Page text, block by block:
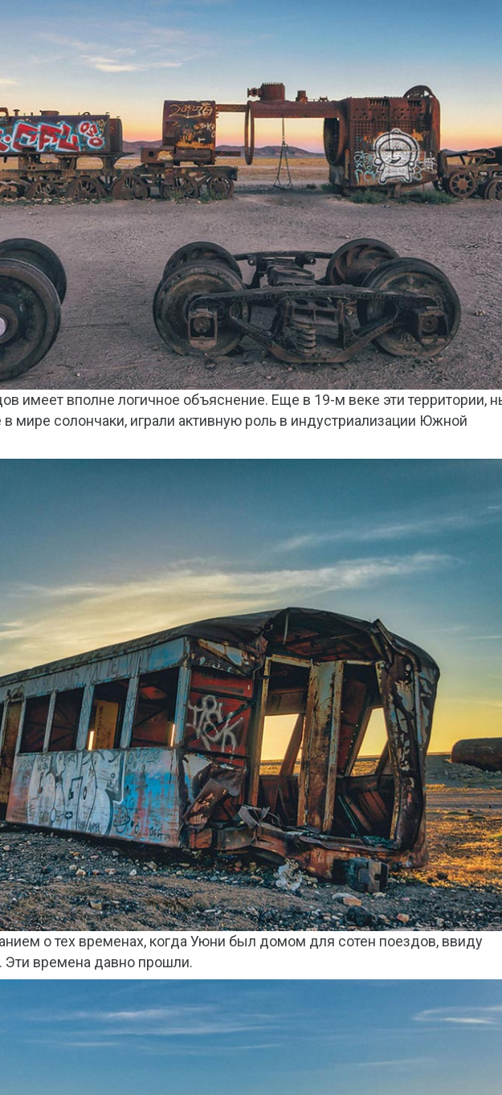
имеет вполне логичное объяснение. Еще в 19-м веке эти территории,
мире солончаки, играли активную роль в индустриализации Южной
о тех временах, когда Уюни был домом для сотен поездов, ввиду
Эти времена давно прошли.